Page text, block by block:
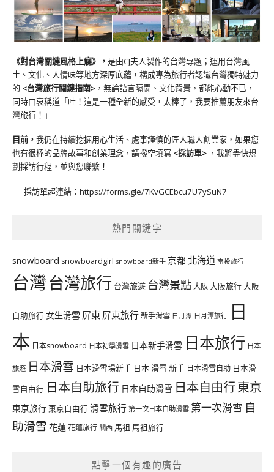
《對台灣關鍵風格上癮》 ， 是由CJ夫人製作的台灣專題；運用台灣風
土、文化、人情味等地方深厚底蘊，構成專為旅行者認識台灣獨特魅力
的 <台灣旅行關鍵指南> ，無論語言隔閡、文化背景，都能心動不已，
同時由衷稱道「哇！這是一種全新的感受，太棒了，我要推薦朋友來台
灣旅行！」
目前， 我仍在持續挖掘用心生活、處事謹慎的匠人職人創業家，如果您
也有很棒的品牌故事和創業理念，請撥空填寫 <採訪單> ，我將盡快規
劃採訪行程，並與您聯繫！
採訪單超連結： https://forms.gle/7KvGCEbcu7U7ySuN7
熱門關鍵字
snowboard snowboardgirl snowboard新手 京都 北海道 南投旅行
台灣台灣旅行 台灣旅遊 台灣景點大阪大阪旅行大阪
自助旅行 女生滑雪 屏東 屏東旅行新手滑雪 日月潭 日月潭旅行 日
本 日本snowboard 日本初學滑雪 日本新手滑雪 日本旅行 日本
旅遊 日本滑雪 日本滑雪場新手 日本 滑雪 新手 日本滑雪自助 日本滑
雪自由行 日本自助旅行 日本自助滑雪 日本自由行東京
東京旅行 東京自由行 滑雪旅行 第一次日本自助滑雪 第一次滑雪 自
助滑雪 花蓮花蓮旅行 關西 馬祖 馬祖旅行
點擊一個有趣的廣告